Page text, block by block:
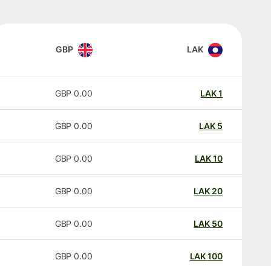
LAK
GBP
LAK
0.00
GBP
LAK
0.00
GBP
LAK
0.00
GBP
20
LAK
0.00
GBP
50
LAK
0.00
GBP
100
LAK
0.00
GBP